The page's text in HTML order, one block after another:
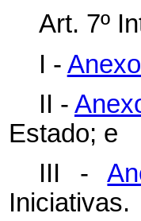
Art. 7º
I -
II -
Estado; e
III -
Iniciativas.